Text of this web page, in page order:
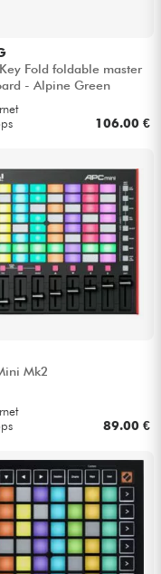
an
Fold foldable master
- Alpine Green
106.00 €
Mk2
89.00 €